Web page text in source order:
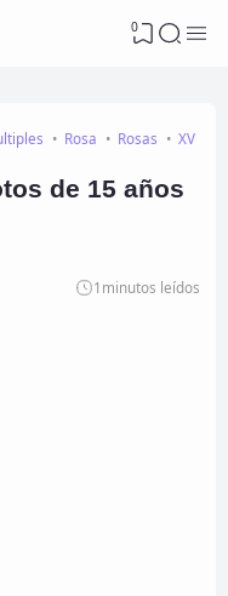
0
Rosa Rosas XV
de 15 años
1 minutos leídos